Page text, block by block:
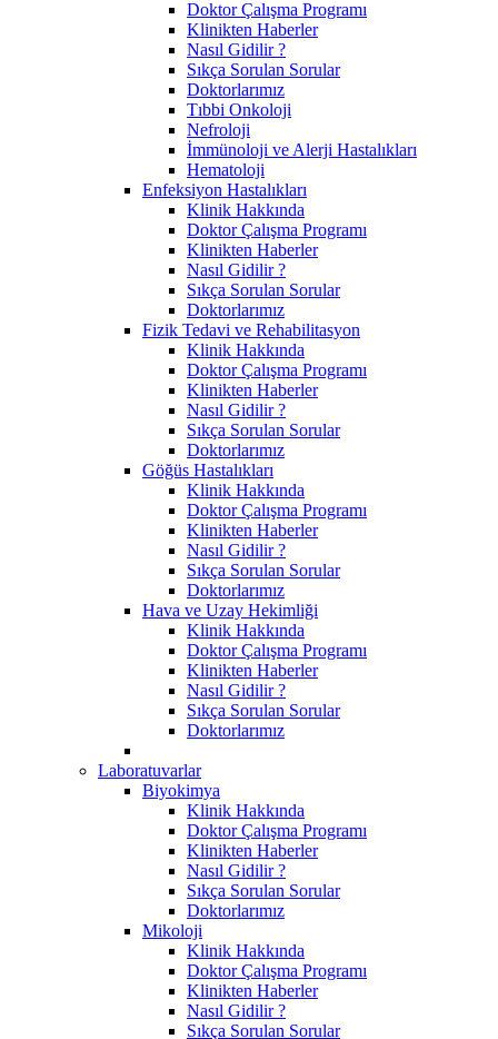
Doktor Çalışma Programı
Klinikten Haberler
Nasıl Gidilir ?
Sıkça Sorulan Sorular
Doktorlarımız
Tıbbi Onkoloji
Nefroloji
İmmünoloji ve Alerji Hastalıkları
Hematoloji
Enfeksiyon Hastalıkları
Klinik Hakkında
Doktor Çalışma Programı
Klinikten Haberler
Nasıl Gidilir ?
Sıkça Sorulan Sorular
Doktorlarımız
Fizik Tedavi ve Rehabilitasyon
Klinik Hakkında
Doktor Çalışma Programı
Klinikten Haberler
Nasıl Gidilir ?
Sıkça Sorulan Sorular
Doktorlarımız
Göğüs Hastalıkları
Klinik Hakkında
Doktor Çalışma Programı
Klinikten Haberler
Nasıl Gidilir ?
Sıkça Sorulan Sorular
Doktorlarımız
Hava ve Uzay Hekimliği
Klinik Hakkında
Doktor Çalışma Programı
Klinikten Haberler
Nasıl Gidilir ?
Sıkça Sorulan Sorular
Doktorlarımız
Laboratuvarlar
Biyokimya
Klinik Hakkında
Doktor Çalışma Programı
Klinikten Haberler
Nasıl Gidilir ?
Sıkça Sorulan Sorular
Doktorlarımız
Mikoloji
Klinik Hakkında
Doktor Çalışma Programı
Klinikten Haberler
Nasıl Gidilir ?
Sıkça Sorulan Sorular